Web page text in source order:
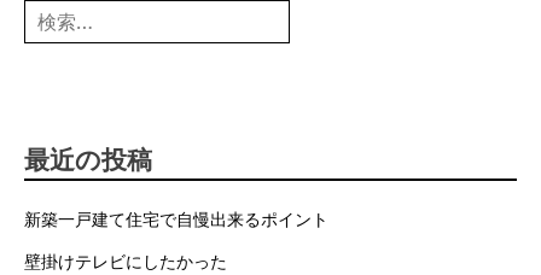
検
索:
最近の投稿
新築一戸建て住宅で自慢出来るポイント
壁掛けテレビにしたかった